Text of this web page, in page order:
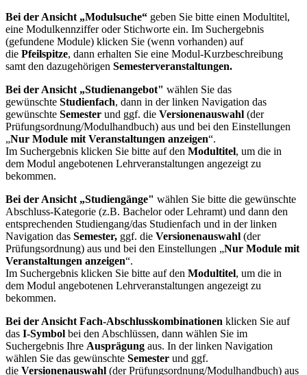
Bei der Ansicht „Modulsuche“ geben Sie bitte einen Modultitel,
eine Modulkennziffer oder Stichworte ein. Im Suchergebnis
(gefundene Module) klicken Sie (wenn vorhanden) auf
die Pfeilspitze, dann erhalten Sie eine Modul-Kurzbeschreibung
samt den dazugehörigen Semesterveranstaltungen.
Bei der Ansicht „Studienangebot" wählen Sie das
gewünschte Studienfach, dann in der linken Navigation das
gewünschte Semester und ggf. die Versionenauswahl (der
Prüfungsordnung/Modulhandbuch) aus und bei den Einstellungen
„Nur Module mit Veranstaltungen anzeigen“.
Im Suchergebnis klicken Sie bitte auf den Modultitel, um die in
dem Modul angebotenen Lehrveranstaltungen angezeigt zu
bekommen.
Bei der Ansicht „Studiengänge" wählen Sie bitte die gewünschte
Abschluss-Kategorie (z.B. Bachelor oder Lehramt) und dann den
entsprechenden Studiengang/das Studienfach und in der linken
Navigation das Semester, ggf. die Versionenauswahl (der
Prüfungsordnung) aus und bei den Einstellungen „Nur Module mit
Veranstaltungen anzeigen“.
Im Suchergebnis klicken Sie bitte auf den Modultitel, um die in
dem Modul angebotenen Lehrveranstaltungen angezeigt zu
bekommen.
Bei der Ansicht Fach-Abschlusskombinationen klicken Sie auf
das I-Symbol bei den Abschlüssen, dann wählen Sie im
Suchergebnis Ihre Ausprägung aus. In der linken Navigation
wählen Sie das gewünschte Semester und ggf.
die Versionenauswahl (der Prüfungsordnung/Modulhandbuch) aus